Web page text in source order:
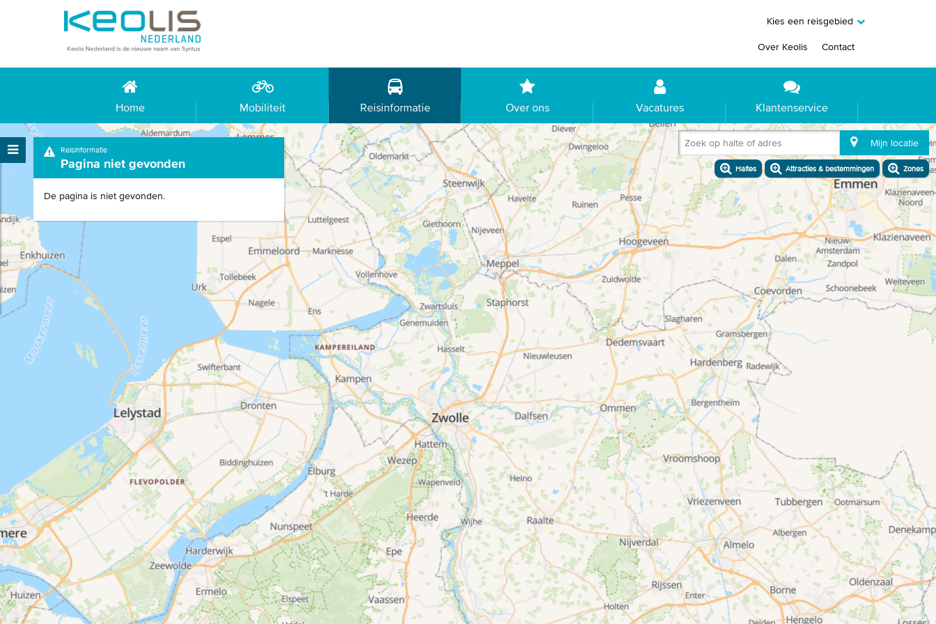
Kies een reisgebied
Over Keolis Contact
Home Mobiliteit Reisinformatie Over ons Vacatures Klantenservice
Zoek op halte of adres Mijn locatie
Haltes Attracties & bestemmingen Zones
Reisinformatie
Pagina niet gevonden
De pagina is niet gevonden.